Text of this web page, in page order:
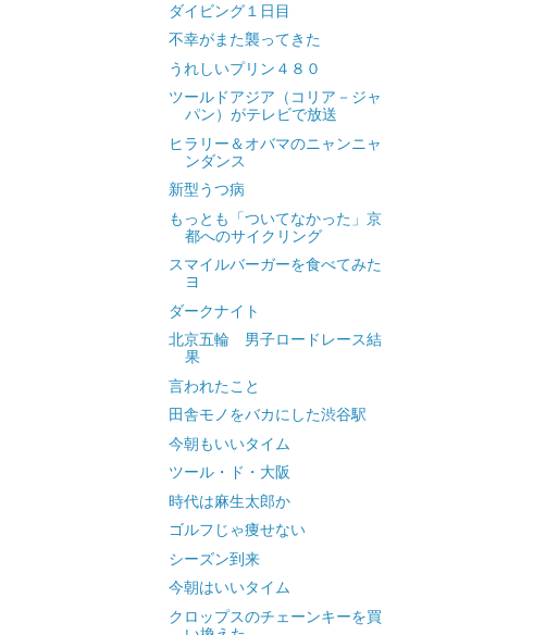
ダイビング１日目
不幸がまた襲ってきた
うれしいプリン４８０
ツールドアジア（コリア－ジャ
パン）がテレビで放送
ヒラリー＆オバマのニャンニャ
ンダンス
新型うつ病
もっとも「ついてなかった」京
都へのサイクリング
スマイルバーガーを食べてみた
ヨ
ダークナイト
北京五輪 男子ロードレース結
果
言われたこと
田舎モノをバカにした渋谷駅
今朝もいいタイム
ツール・ド・大阪
時代は麻生太郎か
ゴルフじゃ痩せない
シーズン到来
今朝はいいタイム
クロップスのチェーンキーを買